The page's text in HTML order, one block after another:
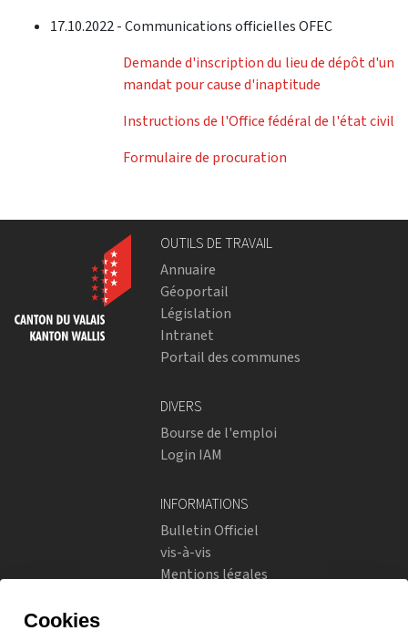
17.10.2022 - Communications officielles OFEC
Demande d'inscription du lieu de dépôt d'un
mandat pour cause d'inaptitude
Instructions de l'Office fédéral de l'état civil
Formulaire de procuration
OUTILS DE TRAVAIL
Annuaire
Géoportail
Législation
Intranet
Portail des communes
DIVERS
Bourse de l'emploi
Login IAM
INFORMATIONS
Bulletin Officiel
vis-à-vis
Mentions légales